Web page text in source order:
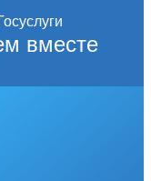
вместе